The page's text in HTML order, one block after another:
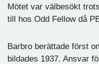
Mötet var välbesökt
till hos Odd Fellow då
Barbro berättade först
bildades 1937. Ansvar